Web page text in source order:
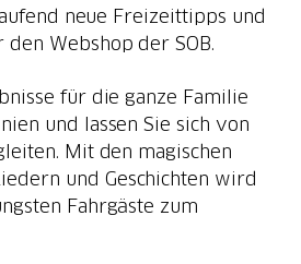
neue Freizeittipps und
Webshop der SOB.
für die ganze Familie
und lassen Sie sich von
Mit den magischen
und Geschichten wird
Fahrgäste zum